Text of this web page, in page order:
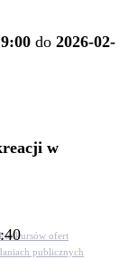
ofert
publicznych
do 2026-02-
w